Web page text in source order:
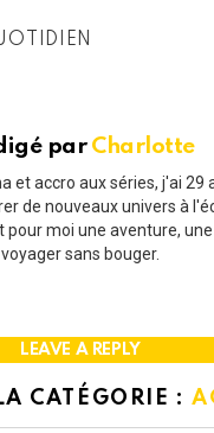
par Charlotte
et accro aux séries, j'ai 29
de nouveaux univers à
pour moi une aventure,
voyager sans bouger.
LEAVE A REPLY
CATÉGORIE :